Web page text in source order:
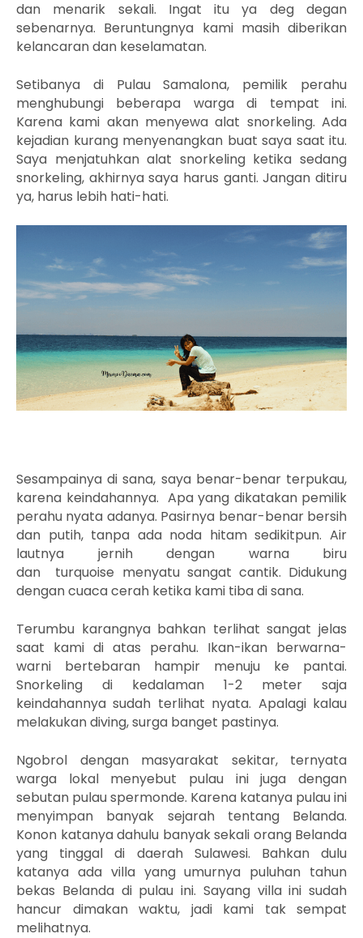
dan menarik sekali. Ingat itu ya deg degan
sebenarnya. Beruntungnya kami masih diberikan
kelancaran dan keselamatan.
Setibanya di Pulau Samalona, pemilik perahu
menghubungi beberapa warga di tempat ini.
Karena kami akan menyewa alat snorkeling. Ada
kejadian kurang menyenangkan buat saya saat itu.
Saya menjatuhkan alat snorkeling ketika sedang
snorkeling, akhirnya saya harus ganti. Jangan ditiru
ya, harus lebih hati-hati.
Sesampainya di sana, saya benar-benar terpukau,
karena keindahannya. Apa yang dikatakan pemilik
perahu nyata adanya. Pasirnya benar-benar bersih
dan putih, tanpa ada noda hitam sedikitpun. Air
lautnya jernih dengan warna biru
dan turquoise menyatu sangat cantik. Didukung
dengan cuaca cerah ketika kami tiba di sana.
Terumbu karangnya bahkan terlihat sangat jelas
saat kami di atas perahu. Ikan-ikan berwarna-
warni bertebaran hampir menuju ke pantai.
Snorkeling di kedalaman 1-2 meter saja
keindahannya sudah terlihat nyata. Apalagi kalau
melakukan diving, surga banget pastinya.
Ngobrol dengan masyarakat sekitar, ternyata
warga lokal menyebut pulau ini juga dengan
sebutan pulau spermonde. Karena katanya pulau ini
menyimpan banyak sejarah tentang Belanda.
Konon katanya dahulu banyak sekali orang Belanda
yang tinggal di daerah Sulawesi. Bahkan dulu
katanya ada villa yang umurnya puluhan tahun
bekas Belanda di pulau ini. Sayang villa ini sudah
hancur dimakan waktu, jadi kami tak sempat
melihatnya.